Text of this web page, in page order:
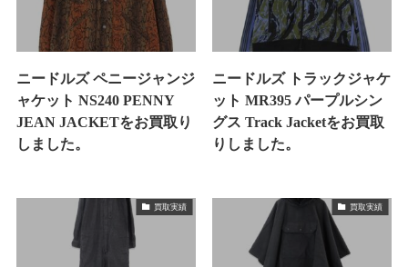
ニードルズ ペニージャンジ
ャケット NS240 PENNY
JEAN JACKETをお買取り
しました。
ニードルズ トラックジャケ
ット MR395 パープルシン
グス Track Jacketをお買取
りしました。
買取実績 買取実績